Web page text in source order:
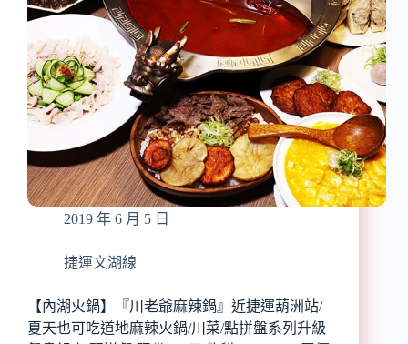
2019 年 6 月 5 日
捷運文湖線
【內湖火鍋】『川老爺麻辣鍋』近捷運葫洲站/
夏天也可吃道地麻辣火鍋/川菜/點拼盤系列升級